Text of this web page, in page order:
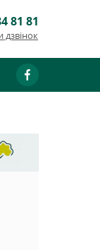
81 81
дзвінок